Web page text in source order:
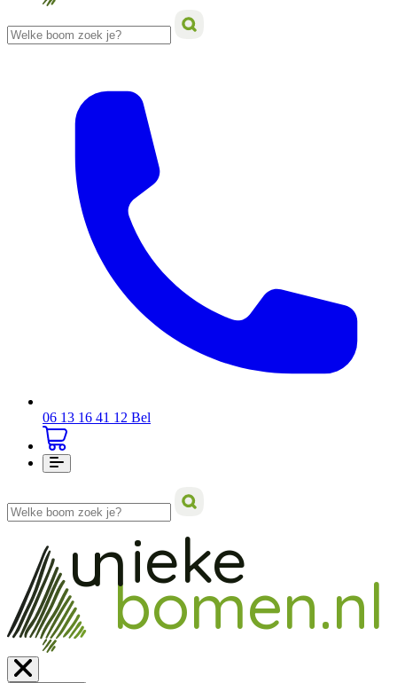
06 13 16 41 12 Bel
bomen.nl
unieke